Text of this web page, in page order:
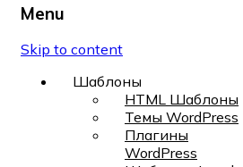
Menu
Skip to content
Шаблоны
HTML Шаблоны
Темы WordPress
Плагины
WordPress